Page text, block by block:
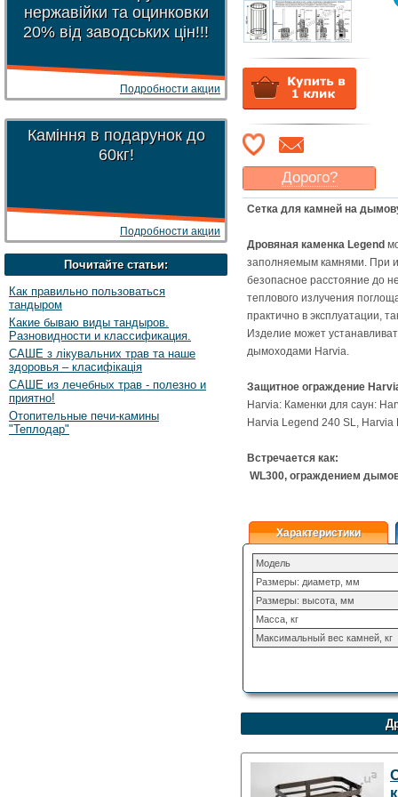
нержавійки та оцинковки
20% від заводських цін!!!
Подробности акции
Каміння в подарунок до
60кг!
Подробности акции
Почитайте статьи:
Как правильно пользоваться
тандыром
Какие бываю виды тандыров.
Разновидности и классификация.
САШЕ з лікувальних трав та наше
здоровья – класифікація
САШЕ из лечебных трав - полезно и
приятно!
Отопительные печи-камины
"Теплодар"
Дорого?
Какая ценамогла бы
Васустроить ?
Указать цену
Сетка для камней на
Дровяная каменка Legend
заполняемым камнями. При
безопасное расстояние до
теплового излучения
практично в эксплуатации,
Изделие может
дымоходами Harvia.
Защитное ограждение
Harvia: Каменки для саун:
Harvia Legend 240 SL,
Встречается как:
WL300, ограждением
Характеристики
Модель
Размеры: диаметр, мм
Размеры: высота, мм
Масса, кг
Максимальный вес камней, кг